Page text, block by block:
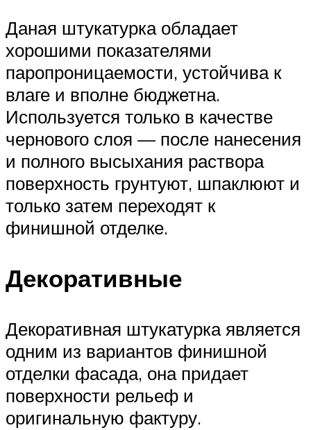
Даная штукатурка обладает
хорошими показателями
паропроницаемости, устойчива к
влаге и вполне бюджетна.
Используется только в качестве
чернового слоя — после нанесения
и полного высыхания раствора
поверхность грунтуют, шпаклюют и
только затем переходят к
финишной отделке.
Декоративные
Декоративная штукатурка является
одним из вариантов финишной
отделки фасада, она придает
поверхности рельеф и
оригинальную фактуру.